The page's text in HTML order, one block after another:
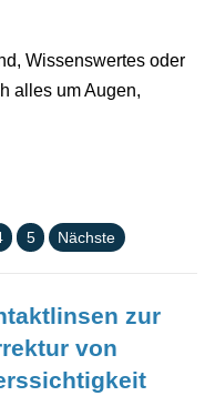
Wissenswertes oder
alles um Augen,
5 Nächste
zur
von